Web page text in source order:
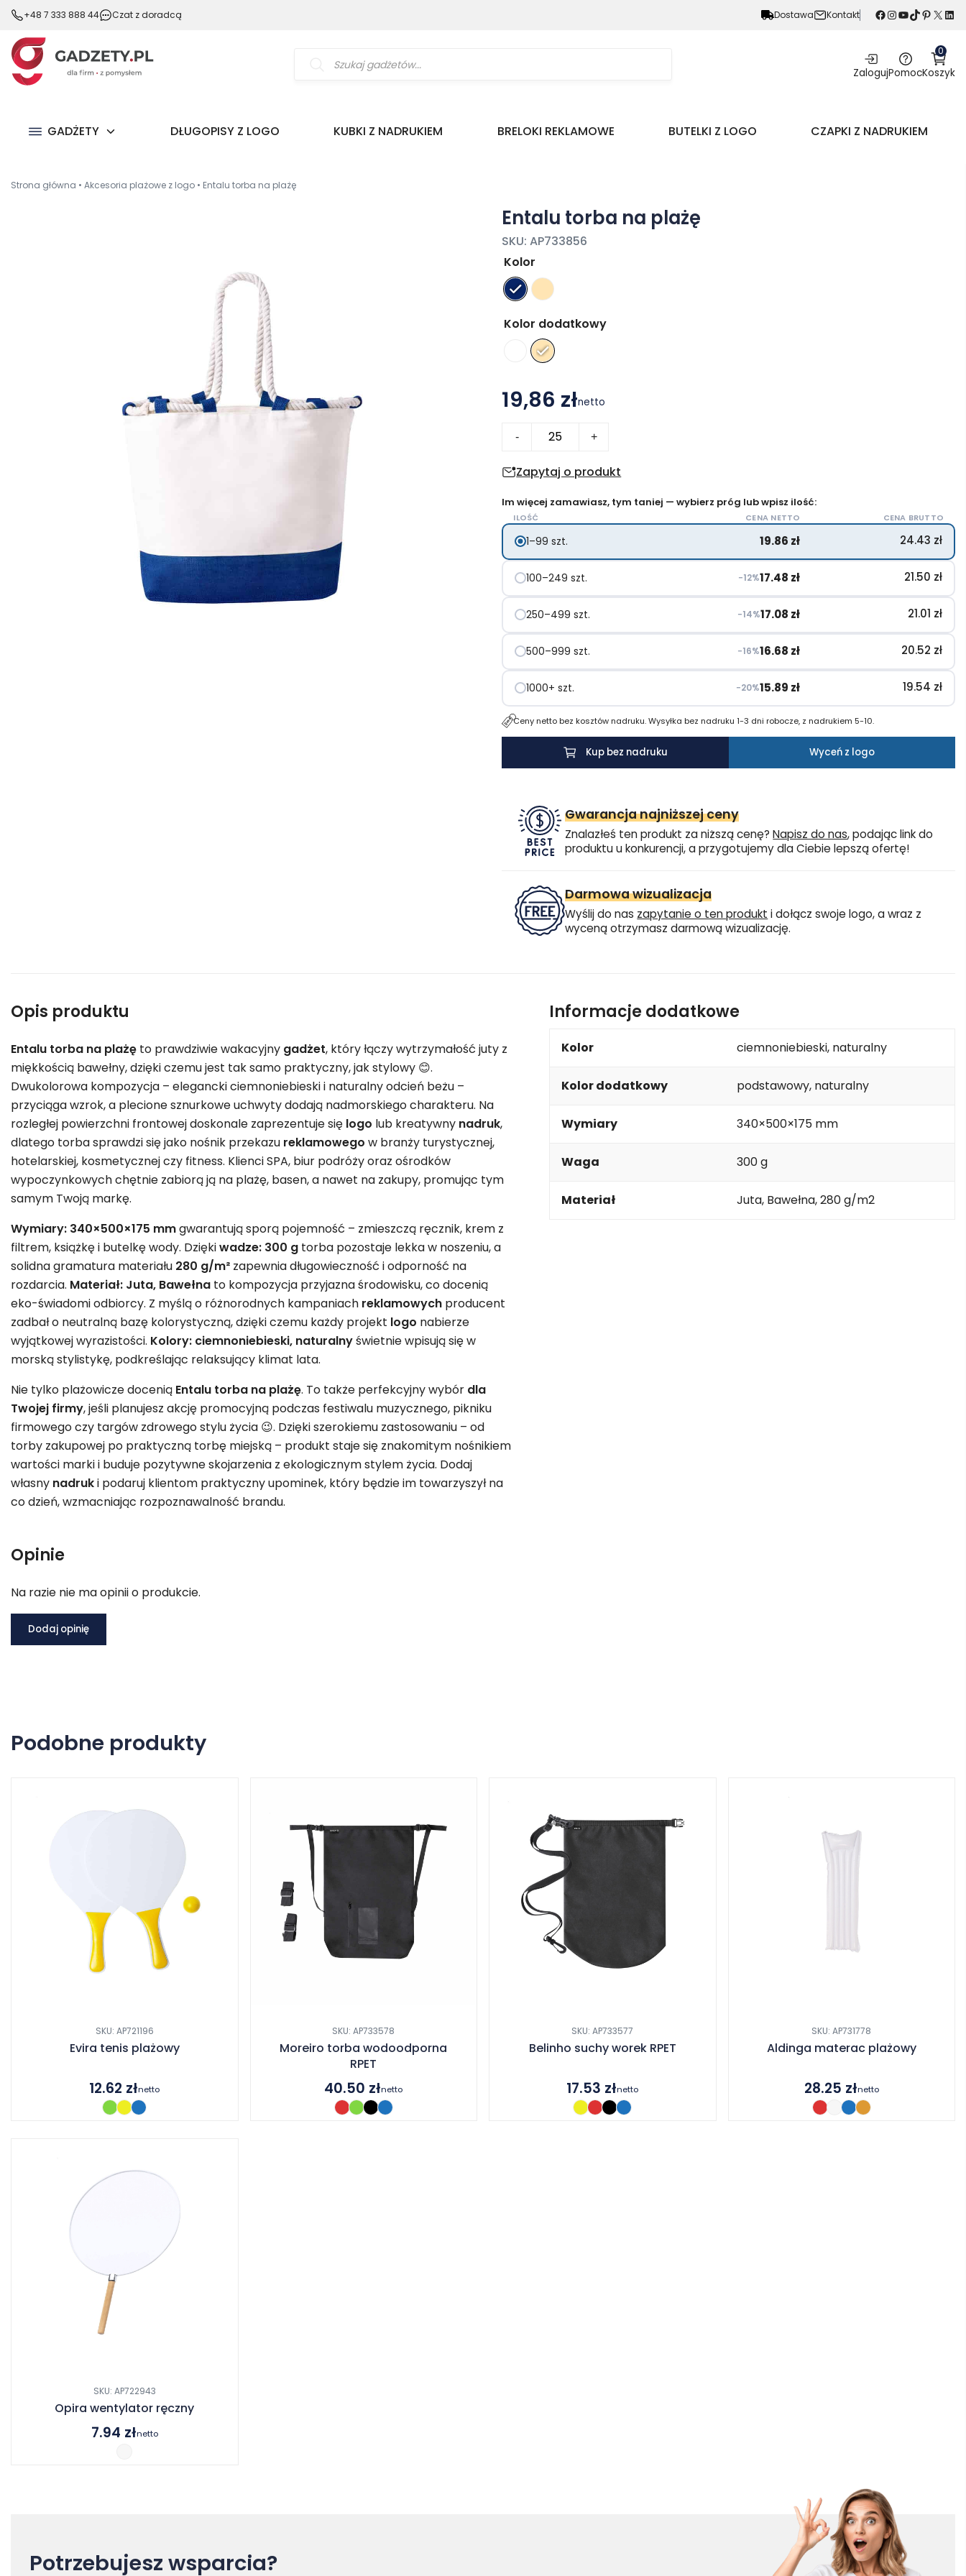
+48 7 333 888 44 Czat z doradcą Dostawa Kontakt Facebook InstagramYouTube TikTok Pinterest X LinkedIn
produktów ZalogujPomoc
0
Koszyk
GADŻETY DŁUGOPISY Z LOGO KUBKI Z NADRUKIEM BRELOKI REKLAMOWE BUTELKI Z LOGO CZAPKI Z NADRUKIEM
Strona główna • Akcesoria plażowe z logo • Entalu torba na plażę
Entalu torba na plażę
SKU:AP733856
Kolor
Kolor dodatkowy
19,86 złnetto
-
torba
plażę
+
Zapytaj o produkt
Im więcej zamawiasz, tym taniej — wybierz próg lub wpisz ilość:
ILOŚĆ CENA NETTO CENA BRUTTO
1–99 szt. 19.86 zł 24.43 zł
100–249 szt. −12%17.48 zł 21.50 zł
250–499 szt. −14%17.08 zł 21.01 zł
500–999 szt. −16%16.68 zł 20.52 zł
1000+ szt. −20%15.89 zł 19.54 zł
Ceny netto bez kosztów nadruku. Wysyłka bez nadruku 1-3 dni robocze, z nadrukiem 5-10.
Kup bez nadruku Wyceń z logo
Gwarancja najniższej ceny
Znalazłeś ten produkt za niższą cenę?Napisz do nas, podając link do
produktu u konkurencji, a przygotujemy dla Ciebie lepszą ofertę!
Darmowa wizualizacja
Wyślij do nas zapytanie o ten produkt i dołącz swoje logo, a wraz z
wyceną otrzymasz darmową wizualizację.
Opis produktu
Entalu torba na plażę to prawdziwie wakacyjny gadżet, który łączy wytrzymałość juty z
miękkością bawełny, dzięki czemu jest tak samo praktyczny, jak stylowy 😊.
Dwukolorowa kompozycja – elegancki ciemnoniebieski i naturalny odcień beżu –
przyciąga wzrok, a plecione sznurkowe uchwyty dodają nadmorskiego charakteru. Na
rozległej powierzchni frontowej doskonale zaprezentuje się logo lub kreatywny nadruk,
dlatego torba sprawdzi się jako nośnik przekazu reklamowego w branży turystycznej,
hotelarskiej, kosmetycznej czy fitness. Klienci SPA, biur podróży oraz ośrodków
wypoczynkowych chętnie zabiorą ją na plażę, basen, a nawet na zakupy, promując tym
samym Twoją markę.
Wymiary: 340×500×175 mmgwarantują sporą pojemność – zmieszczą ręcznik, krem z
filtrem, książkę i butelkę wody. Dziękiwadze: 300 g torba pozostaje lekka w noszeniu, a
solidna gramatura materiału 280 g/m² zapewnia długowieczność i odporność na
rozdarcia. Materiał: Juta, Bawełna to kompozycja przyjazna środowisku, co docenią
eko-świadomi odbiorcy. Z myślą o różnorodnych kampaniach reklamowych producent
zadbał o neutralną bazę kolorystyczną, dzięki czemu każdy projekt logo nabierze
wyjątkowej wyrazistości. Kolory: ciemnoniebieski, naturalnyświetnie wpisują się w
morską stylistykę, podkreślając relaksujący klimat lata.
Nie tylko plażowicze docenią Entalu torba na plażę. To także perfekcyjny wybór dla
Twojej firmy, jeśli planujesz akcję promocyjną podczas festiwalu muzycznego, pikniku
firmowego czy targów zdrowego stylu życia 😉. Dzięki szerokiemu zastosowaniu – od
torby zakupowej po praktyczną torbę miejską – produkt staje się znakomitym nośnikiem
wartości marki i buduje pozytywne skojarzenia z ekologicznym stylem życia. Dodaj
własny nadruki podaruj klientom praktyczny upominek, który będzie im towarzyszył na
co dzień, wzmacniając rozpoznawalność brandu.
Informacje dodatkowe
Kolor ciemnoniebieski, naturalny
Kolor dodatkowy podstawowy, naturalny
Wymiary 340×500×175 mm
Waga 300 g
Materiał Juta, Bawełna, 280 g/m2
Opinie
Na razie nie ma opinii o produkcie.
Dodaj opinię
Podobne produkty
SKU: AP721196
Evira tenis plażowy
12.62 złnetto
SKU: AP733578
Moreiro torba wodoodporna
RPET
40.50 złnetto
SKU: AP733577
Belinho suchy worek RPET
17.53 złnetto
SKU: AP731778
Aldinga materac plażowy
28.25 złnetto
SKU: AP722943
Opira wentylator ręczny
7.94 złnetto
Potrzebujesz wsparcia?